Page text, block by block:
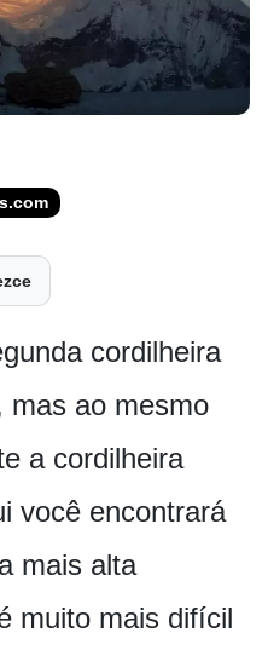
cordilheira
mas ao mesmo
a cordilheira
você encontrará
mais alta
muito mais difícil